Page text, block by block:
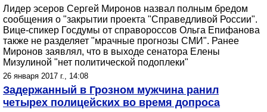
Лидер эсеров Сергей Миронов назвал полным бредом
сообщения о "закрытии проекта "Справедливой России".
Вице-спикер Госдумы от справороссов Ольга Епифанова
также не разделяет "мрачные прогнозы СМИ". Ранее
Миронов заявлял, что в выходе сенатора Елены
Мизулиной "нет политической подоплеки"
26 января 2017 г., 14:08
Задержанный в Грозном мужчина ранил
четырех полицейских во время допроса